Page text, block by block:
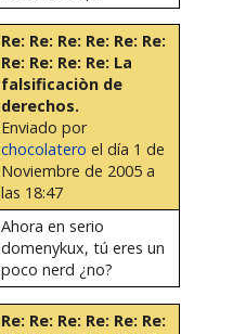
Re: Re: Re: Re: Re: Re:
Re: Re: Re: Re: La
falsificaciòn de
derechos.
Enviado por
chocolatero el día 1 de
Noviembre de 2005 a
las 18:47
Ahora en serio
domenykux, tú eres un
poco nerd ¿no?
Re: Re: Re: Re: Re: Re: